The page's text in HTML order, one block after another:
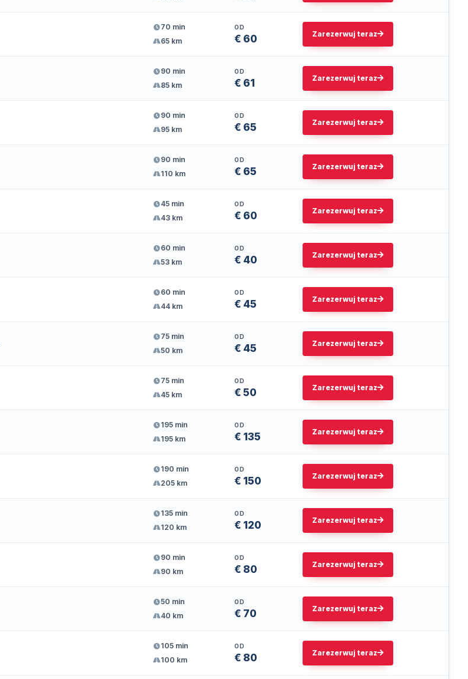
70 min
65 km
OD
€ 60 Zarezerwuj teraz
90 min
85 km
OD
€ 61 Zarezerwuj teraz
90 min
95 km
OD
€ 65 Zarezerwuj teraz
90 min
110 km
OD
€ 65 Zarezerwuj teraz
45 min
43 km
OD
€ 60 Zarezerwuj teraz
60 min
53 km
OD
€ 40 Zarezerwuj teraz
60 min
44 km
OD
€ 45 Zarezerwuj teraz
75 min
50 km
OD
€ 45 Zarezerwuj teraz
75 min
45 km
OD
€ 50 Zarezerwuj teraz
195 min
195 km
OD
€ 135 Zarezerwuj teraz
190 min
205 km
OD
€ 150 Zarezerwuj teraz
135 min
120 km
OD
€ 120 Zarezerwuj teraz
90 min
90 km
OD
€ 80 Zarezerwuj teraz
50 min
40 km
OD
€ 70 Zarezerwuj teraz
105 min
100 km
OD
€ 80 Zarezerwuj teraz